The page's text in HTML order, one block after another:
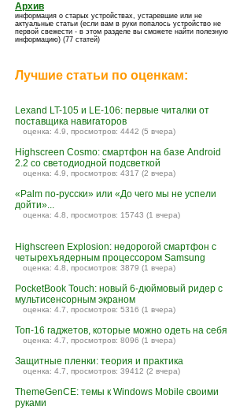
Архив
информация о старых устройствах, устаревшие или не
актуальные статьи (если вам в руки попалось устройство не
первой свежести - в этом разделе вы сможете найти полезную
информацию) (77 статей)
Лучшие статьи по оценкам:
Lexand LT-105 и LE-106: первые читалки от
поставщика навигаторов
оценка: 4.9, просмотров: 4442 (5 вчера)
Highscreen Cosmo: смартфон на базе Android
2.2 со светодиодной подсветкой
оценка: 4.9, просмотров: 4317 (2 вчера)
«Palm по-русски» или «До чего мы не успели
дойти»...
оценка: 4.8, просмотров: 15743 (1 вчера)
Highscreen Explosion: недорогой смартфон с
четырехъядерным процессором Samsung
оценка: 4.8, просмотров: 3879 (1 вчера)
PocketBook Touch: новый 6-дюймовый ридер с
мультисенсорным экраном
оценка: 4.7, просмотров: 5316 (1 вчера)
Топ-16 гаджетов, которые можно одеть на себя
оценка: 4.7, просмотров: 8096 (1 вчера)
Защитные пленки: теория и практика
оценка: 4.7, просмотров: 39412 (2 вчера)
ThemeGenCE: темы к Windows Mobile своими
руками